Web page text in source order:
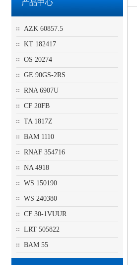
产品中心
AZK 60857.5
KT 182417
OS 20274
GE 90GS-2RS
RNA 6907U
CF 20FB
TA 1817Z
BAM 1110
RNAF 354716
NA 4918
WS 150190
WS 240380
CF 30-1VUUR
LRT 505822
BAM 55